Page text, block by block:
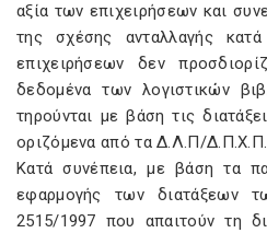
αξία των επιχειρήσεων και
της σχέσης ανταλλαγής
επιχειρήσεων δεν
δεδομένα των λογιστικών
τηρούνται με βάση τις
οριζόμενα από τα Δ.Λ.Π/Δ.Π.X.Π.
Kατά συνέπεια, με βάση τα
εφαρμογής των διατάξεων
2515/1997 που απαιτούν τη